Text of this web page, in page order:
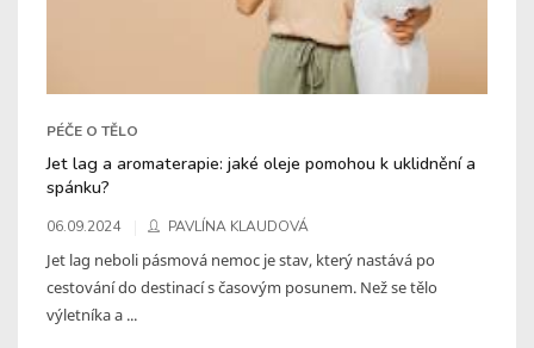
PÉČE O TĚLO
Jet lag a aromaterapie: jaké oleje pomohou k uklidnění a
spánku?
06.09.2024 PAVLÍNA KLAUDOVÁ
Jet lag neboli pásmová nemoc je stav, který nastává po
cestování do destinací s časovým posunem. Než se tělo
výletníka a ...